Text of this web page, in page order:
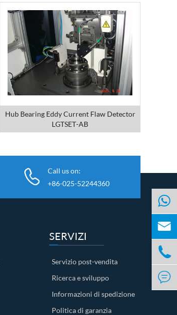
Hub Bearing Eddy Current Flaw Detector
LGTSET-AB
Call us on:
+86-025-52244360
SERVIZI
Servizio post-vendita
Ricerca e sviluppo
Informazioni di spedizione
Politica di garanzia


